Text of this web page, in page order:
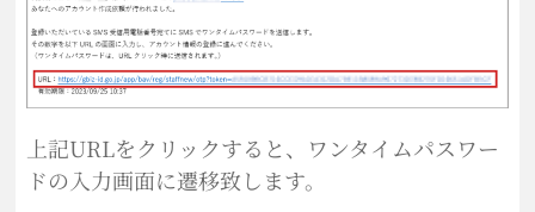
上記URLをクリックすると、ワンタイムパスワー
ドの入力画面に遷移致します。